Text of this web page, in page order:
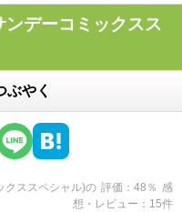
デーコミックスス
ぶやく
クススペシャル)の 評価 48 ％ 感
想・レビュー
15件